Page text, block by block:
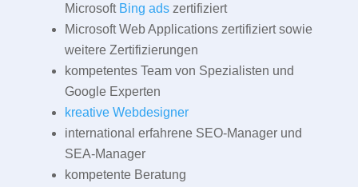
Microsoft Bing adszertifiziert
Microsoft Web Applications zertifiziert sowie
weitere Zertifizierungen
kompetentes Team von Spezialisten und
Google Experten
kreative Webdesigner
international erfahrene SEO-Manager und
SEA-Manager
kompetente Beratung